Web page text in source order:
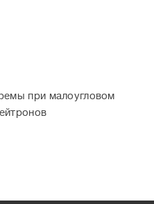
при малоугловом